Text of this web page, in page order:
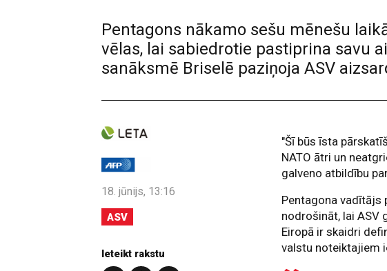
Pentagons nākamo sešu mēnešu
vēlas, lai sabiedrotie pastiprina savu
sanāksmē Briselē paziņoja ASV
18. jūnijs, 13:16
ASV
Ieteikt rakstu
"Šī būs īsta
NATO ātri un
galveno atbildību
Pentagona vadītājs
nodrošināt, lai ASV
Eiropā ir skaidri
valstu noteiktajiem